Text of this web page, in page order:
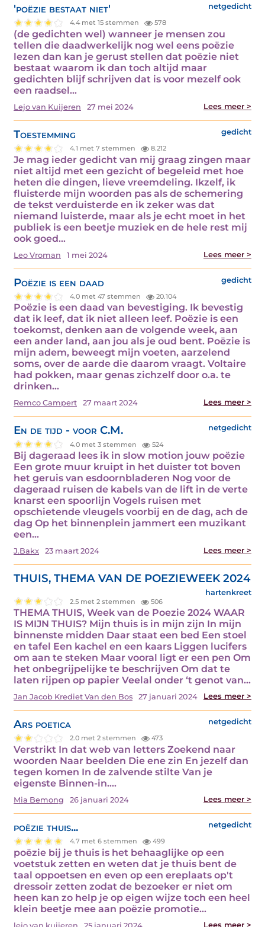
'poëzie bestaat niet' netgedicht
4.4 met 15 stemmen 578
(de gedichten wel) wanneer je mensen zou
tellen die daadwerkelijk nog wel eens poëzie
lezen dan kan je gerust stellen dat poëzie niet
bestaat waarom ik dan toch altijd maar
gedichten blijf schrijven dat is voor mezelf ook
een raadsel…
Lejo van Kuijeren 27 mei 2024 Lees meer >
Toestemming gedicht
4.1 met 7 stemmen 8.212
Je mag ieder gedicht van mij graag zingen maar
niet altijd met een gezicht of begeleid met hoe
heten die dingen, lieve vreemdeling. Ikzelf, ik
fluisterde mijn woorden pas als de schemering
de tekst verduisterde en ik zeker was dat
niemand luisterde, maar als je echt moet in het
publiek is een beetje muziek en de hele rest mij
ook goed…
Leo Vroman 1 mei 2024 Lees meer >
Poëzie is een daad gedicht
4.0 met 47 stemmen 20.104
Poëzie is een daad van bevestiging. Ik bevestig
dat ik leef, dat ik niet alleen leef. Poëzie is een
toekomst, denken aan de volgende week, aan
een ander land, aan jou als je oud bent. Poëzie is
mijn adem, beweegt mijn voeten, aarzelend
soms, over de aarde die daarom vraagt. Voltaire
had pokken, maar genas zichzelf door o.a. te
drinken…
Remco Campert 27 maart 2024 Lees meer >
En de tijd - voor C.M. netgedicht
4.0 met 3 stemmen 524
Bij dageraad lees ik in slow motion jouw poëzie
Een grote muur kruipt in het duister tot boven
het geruis van esdoornbladeren Nog voor de
dageraad ruisen de kabels van de lift in de verte
knarst een spoorlijn Vogels ruisen met
opschietende vleugels voorbij en de dag, ach de
dag Op het binnenplein jammert een muzikant
een…
J.Bakx 23 maart 2024 Lees meer >
THUIS, THEMA VAN DE POEZIEWEEK 2024
hartenkreet
2.5 met 2 stemmen 506
THEMA THUIS, Week van de Poezie 2024 WAAR
IS MIJN THUIS? Mijn thuis is in mijn zijn In mijn
binnenste midden Daar staat een bed Een stoel
en tafel Een kachel en een kaars Liggen lucifers
om aan te steken Maar vooral ligt er een pen Om
het onbegrijpelijke te beschrijven Om dat te
laten rijpen op papier Veelal onder ‘t genot van…
Jan Jacob Krediet Van den Bos 27 januari 2024 Lees meer >
Ars poetica netgedicht
2.0 met 2 stemmen 473
Verstrikt In dat web van letters Zoekend naar
woorden Naar beelden Die ene zin En jezelf dan
tegen komen In de zalvende stilte Van je
eigenste Binnen-in.…
Mia Bemong 26 januari 2024 Lees meer >
poëzie thuis... netgedicht
4.7 met 6 stemmen 499
poëzie bij je thuis is het behaaglijke op een
voetstuk zetten en weten dat je thuis bent de
taal oppoetsen en even op een ereplaats op't
dressoir zetten zodat de bezoeker er niet om
heen kan zo help je op eigen wijze toch een heel
klein beetje mee aan poëzie promotie…
Lees meer >